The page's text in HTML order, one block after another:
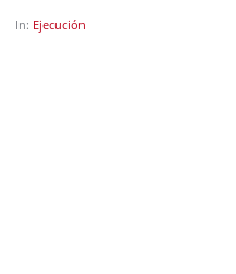
In: Ejecución